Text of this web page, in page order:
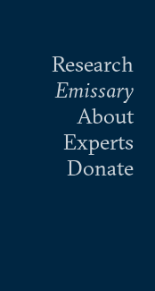
Research
Emissary
About
Experts
Donate